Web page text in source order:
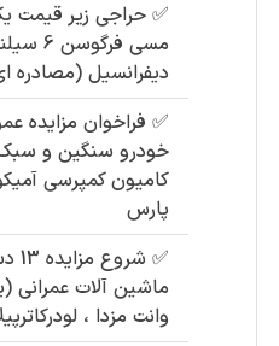
✅
دیفرانسیل (مصادره
✅
خودرو سنگین و
کامیون کمپرسی
پارس
✅
ماشین آلات
وانت مزدا ،